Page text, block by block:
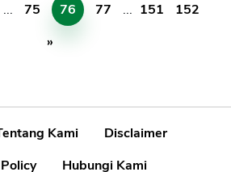
... 75 76 77 ... 151
152
»
Kami
Disclaimer
Hubungi Kami